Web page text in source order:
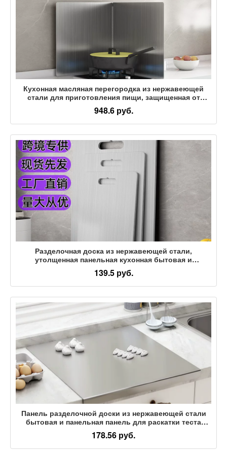
Кухонная масляная перегородка из нержавеющей
стали для приготовления пищи, защищенная от
брызг, вытяжка для плиты, теплоизоляция,
маслостойкая газовая плита, устойчивая к высоким
температурам
948.6 руб.
Разделочная доска из нержавеющей стали,
утолщенная панельная кухонная бытовая и
панельная разделочная доска, антибактериальная и
защищенная от плесени многофункциональная
разделочная доска для фруктов
139.5 руб.
Панель разделочной доски из нержавеющей стали
бытовая и панельная панель для раскатки теста
панель для замешивания теста панель для выпечки
утолщенная разделочная доска большая кухонная
разделочная доска
178.56 руб.